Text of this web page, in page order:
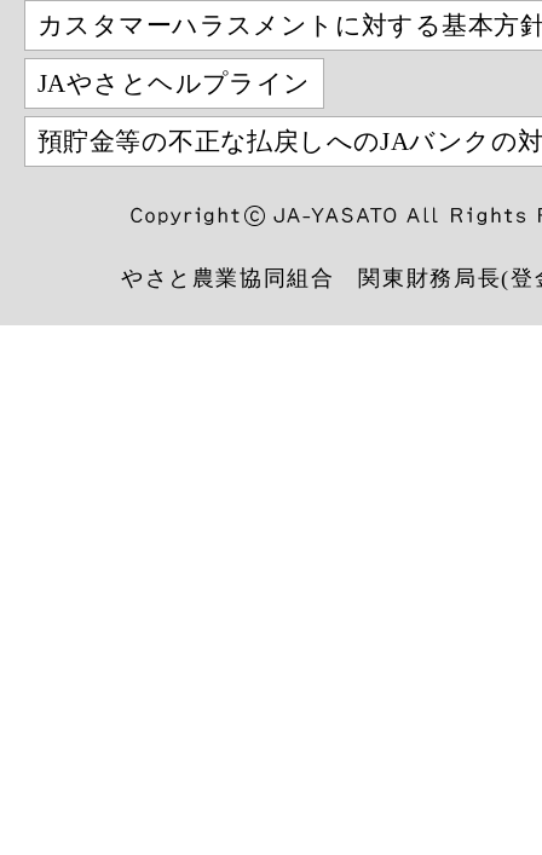
カスタマーハラスメントに対する基本方
JAやさとヘルプライン
預貯金等の不正な払戻しへのJAバンクの
やさと農業協同組合 関東財務局長(登